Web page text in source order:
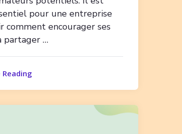
pour une entreprise
comment encourager ses
partager …